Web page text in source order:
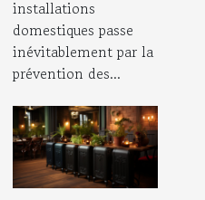
installations
domestiques passe
inévitablement par la
prévention des...